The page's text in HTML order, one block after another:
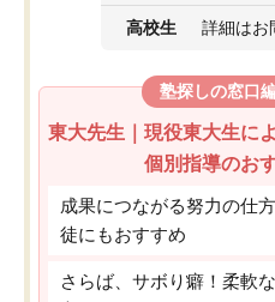
高校生 詳細はお
塾探しの窓口
東大先生｜現役東大生に
個別指導のお
成果につながる努力の仕
徒にもおすすめ
さらば、サボり癖！柔軟